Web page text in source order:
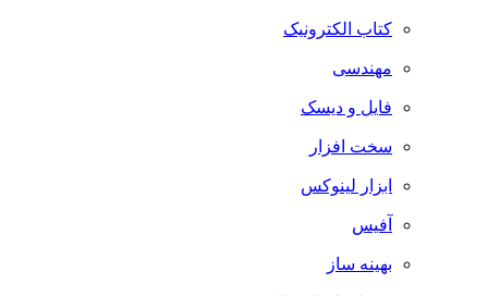
کتاب الکترونیک
مهندسی
فایل و دیسک
سخت افزار
ابزار لینوکس
آفیس
بهینه ساز